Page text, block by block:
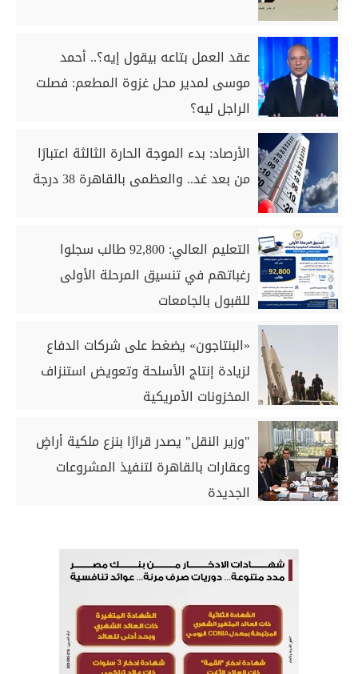
عقد العمل بتاعه بيقول إيه؟.. أحمد
موسى لمدير محل غزوة المطعم: فصلت
الراجل ليه؟
الأرصاد: بدء الموجة الحارة الثالثة اعتبارًا
من بعد غد.. والعظمى بالقاهرة 38 درجة
التعليم العالي: 92,800 طالب سجلوا
رغباتهم في تنسيق المرحلة الأولى
للقبول بالجامعات
«البنتاجون» يضغط على شركات الدفاع
لزيادة إنتاج الأسلحة وتعويض استنزاف
المخزونات الأمريكية
"وزير النقل" يصدر قرارًا بنزع ملكية أراضٍ
وعقارات بالقاهرة لتنفيذ المشروعات
الجديدة